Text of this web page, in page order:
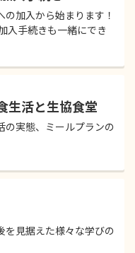
加入から始まります！
入手続きも一緒にでき
生活と生協食堂
の実態、ミールプランの
を見据えた様々な学びの